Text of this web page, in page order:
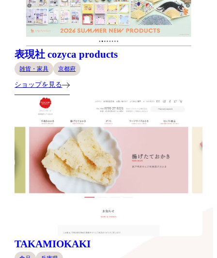
表現社 cozyca products
雑貨・家具 京都府
ショップを見る
TAKAMIOKAKI